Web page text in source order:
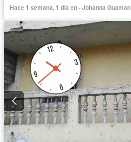
Hace 1 semana, 1 día en - Johanna Guaman